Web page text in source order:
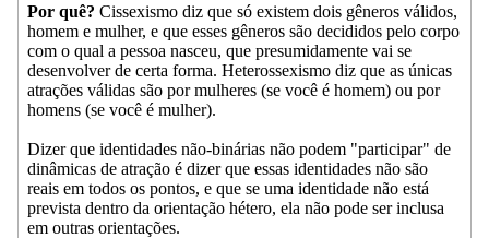
Por quê? Cissexismo diz que só existem dois gêneros válidos,
homem e mulher, e que esses gêneros são decididos pelo corpo
com o qual a pessoa nasceu, que presumidamente vai se
desenvolver de certa forma. Heterossexismo diz que as únicas
atrações válidas são por mulheres (se você é homem) ou por
homens (se você é mulher).
Dizer que identidades não-binárias não podem "participar" de
dinâmicas de atração é dizer que essas identidades não são
reais em todos os pontos, e que se uma identidade não está
prevista dentro da orientação hétero, ela não pode ser inclusa
em outras orientações.